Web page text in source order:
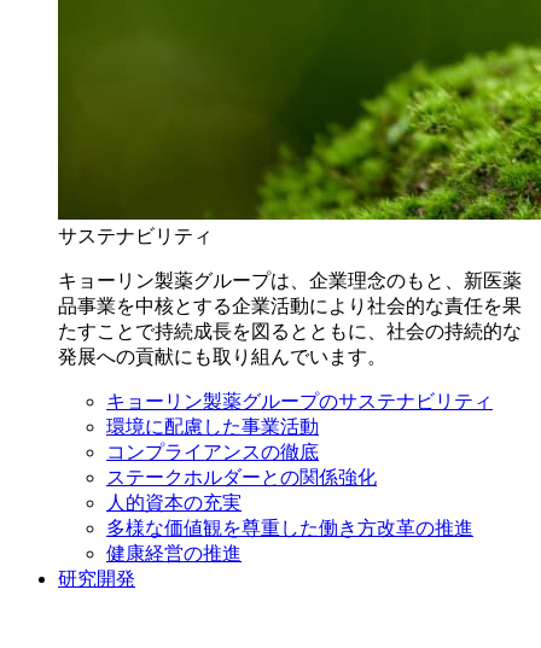
サステナビリティ
キョーリン製薬グループは、企業理念のもと、新医薬
品事業を中核とする企業活動により社会的な責任を果
たすことで持続成長を図るとともに、社会の持続的な
発展への貢献にも取り組んでいます。
キョーリン製薬グループのサステナビリティ
環境に配慮した事業活動
コンプライアンスの徹底
ステークホルダーとの関係強化
人的資本の充実
多様な価値観を尊重した働き方改革の推進
健康経営の推進
研究開発